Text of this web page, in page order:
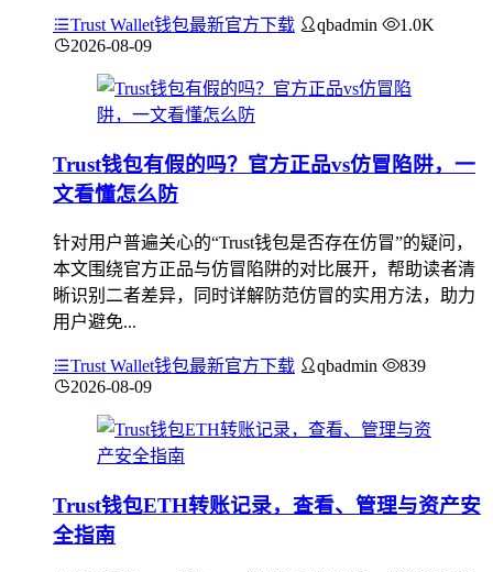
Trust Wallet钱包最新官方下载 qbadmin
1.0K
2026-08-09
Trust钱包有假的吗？官方正品vs仿冒陷阱，一
文看懂怎么防
针对用户普遍关心的“Trust钱包是否存在仿冒”的疑问，
本文围绕官方正品与仿冒陷阱的对比展开，帮助读者清
晰识别二者差异，同时详解防范仿冒的实用方法，助力
用户避免...
Trust Wallet钱包最新官方下载 qbadmin
839
2026-08-09
Trust钱包ETH转账记录，查看、管理与资产安
全指南